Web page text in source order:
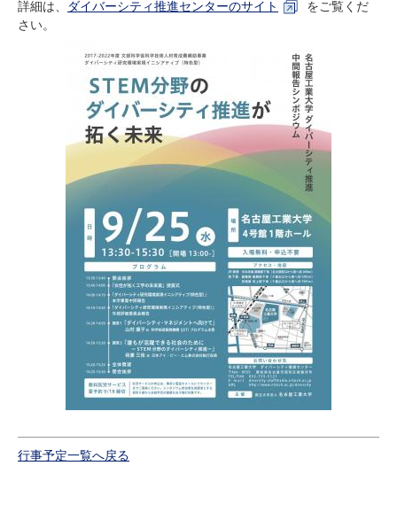
詳細は、 ダイバーシティ推進センターのサイト をご覧くだ
さい。
行事予定一覧へ戻る